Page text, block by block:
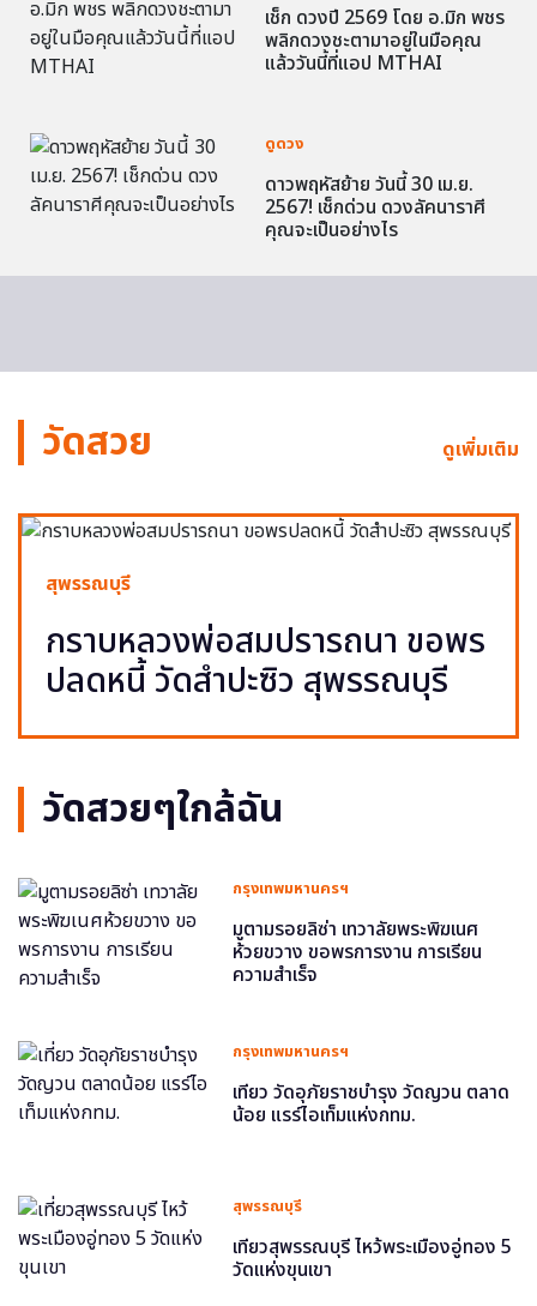
เช็ก ดวงปี 2569 โดย อ.มิก พชร
พลิกดวงชะตามาอยู่ในมือคุณ
แล้ววันนี้ที่แอป MTHAI
ดูดวง
ดาวพฤหัสย้าย วันนี้ 30 เม.ย.
2567! เช็กด่วน ดวงลัคนาราศี
คุณจะเป็นอย่างไร
วัดสวย ดูเพิ่มเติม
สุพรรณบุรี
กราบหลวงพ่อสมปรารถนา ขอพร
ปลดหนี้ วัดสำปะซิว สุพรรณบุรี
วัดสวยๆใกล้ฉัน
กรุงเทพมหานครฯ
มูตามรอยลิซ่า เทวาลัยพระพิฆเนศ
ห้วยขวาง ขอพรการงาน การเรียน
ความสำเร็จ
กรุงเทพมหานครฯ
เที่ยว วัดอุภัยราชบำรุง วัดญวน ตลาด
น้อย แรร์ไอเท็มแห่งกทม.
สุพรรณบุรี
เที่ยวสุพรรณบุรี ไหว้พระเมืองอู่ทอง 5
วัดแห่งขุนเขา